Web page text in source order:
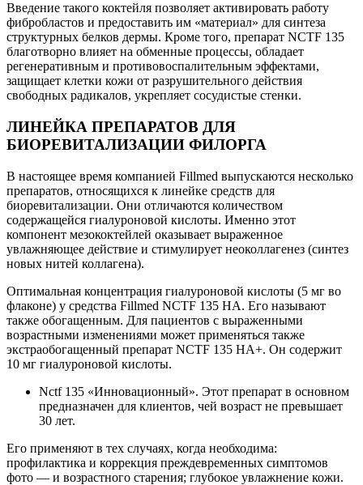
Введение такого коктейля позволяет активировать работу
фибробластов и предоставить им «материал» для синтеза
структурных белков дермы. Кроме того, препарат NCTF 135
благотворно влияет на обменные процессы, обладает
регенеративным и противовоспалительным эффектами,
защищает клетки кожи от разрушительного действия
свободных радикалов, укрепляет сосудистые стенки.
ЛИНЕЙКА ПРЕПАРАТОВ ДЛЯ
БИОРЕВИТАЛИЗАЦИИ ФИЛОРГА
В настоящее время компанией Fillmed выпускаются несколько
препаратов, относящихся к линейке средств для
биоревитализации. Они отличаются количеством
содержащейся гиалуроновой кислоты. Именно этот
компонент мезококтейлей оказывает выраженное
увлажняющее действие и стимулирует неоколлагенез (синтез
новых нитей коллагена).
Оптимальная концентрация гиалуроновой кислоты (5 мг во
флаконе) у средства Fillmed NCTF 135 HA. Его называют
также обогащенным. Для пациентов с выраженными
возрастными изменениями может применяться также
экстраобогащенный препарат NCTF 135 HA+. Он содержит
10 мг гиалуроновой кислоты.
Nctf 135 «Инновационный». Этот препарат в основном
предназначен для клиентов, чей возраст не превышает
30 лет.
Его применяют в тех случаях, когда необходима:
профилактика и коррекция преждевременных симптомов
фото — и возрастного старения; глубокое увлажнение кожи.